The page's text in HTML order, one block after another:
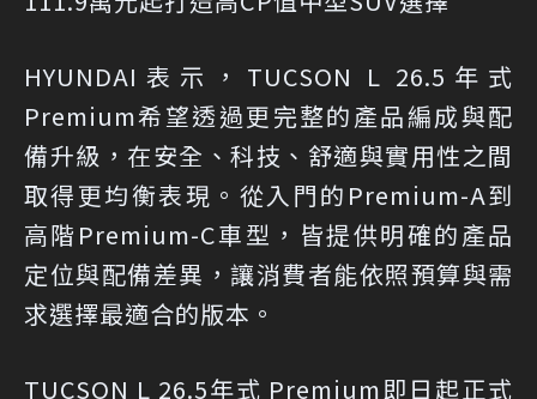
HYUNDAI表示，TUCSON L 26.5年式
Premium希望透過更完整的產品編成與配
備升級，在安全、科技、舒適與實用性之間
取得更均衡表現。從入門的Premium-A到
高階Premium-C車型，皆提供明確的產品
定位與配備差異，讓消費者能依照預算與需
求選擇最適合的版本。
TUCSON L 26.5年式 Premium即日起正式